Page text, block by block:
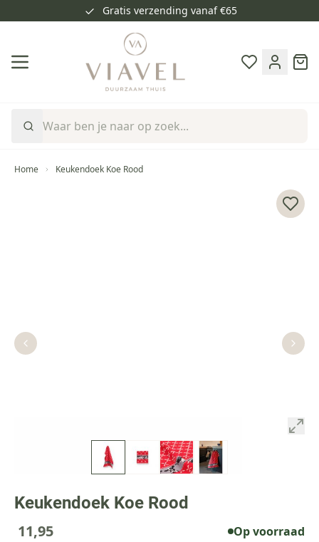
Gratis verzending vanaf €65
Cart
Home Keukendoek Koe Rood
Keukendoek Koe Rood
11,95 Op voorraad